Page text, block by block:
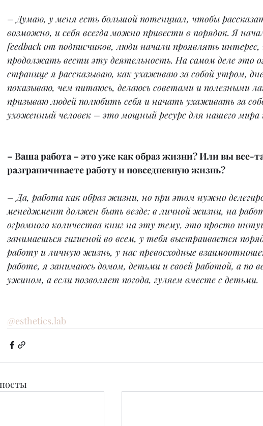
– Думаю, у меня есть большой потенциал, чтобы
возможно, и себя всегда можно привести в порядок. Я
feedback от подписчиков, люди начали проявлять
продолжать вести эту деятельность. На самом деле это
странице я рассказываю, как ухаживаю за собой утром,
показываю, чем питаюсь, делаюсь советами и полезными
призываю людей полюбить себя и начать ухаживать за
ухоженный человек – это мощный ресурс для нашего мира
– Ваша работа – это уже как образ жизни? Или вы все-
разграничиваете работу и повседневную жизнь?
– Да, работа как образ жизни, но при этом нужно
менеджмент должен быть везде: в личной жизни, на
огромного количества книг на эту тему, это просто
занимаешься гигиеной во всем, у тебя выстраивается
работу и личную жизнь, у нас превосходные
работе, я занимаюсь домом, детьми и своей работой, а по
ужином, а если позволяет погода, гуляем вместе с детьми.
@esthetics.lab